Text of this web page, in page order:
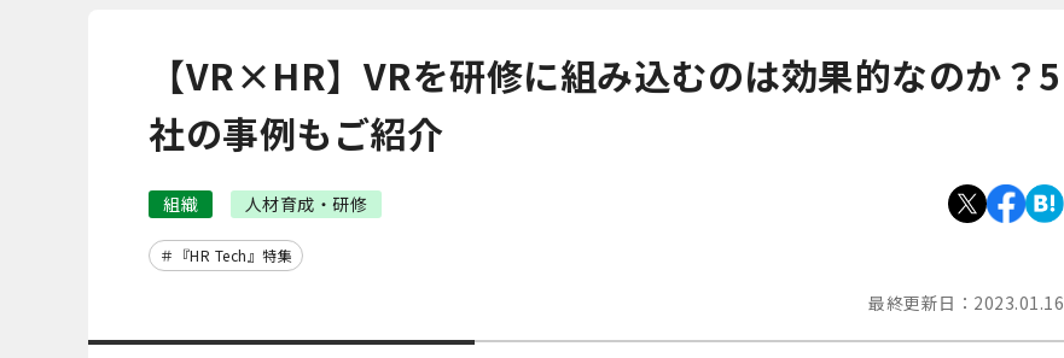
【VR×HR】VRを研修に組み込むのは効果的なのか？5
社の事例もご紹介
組織 人材育成・研修
『HR Tech』特集
最終更新日： 2023.01.16